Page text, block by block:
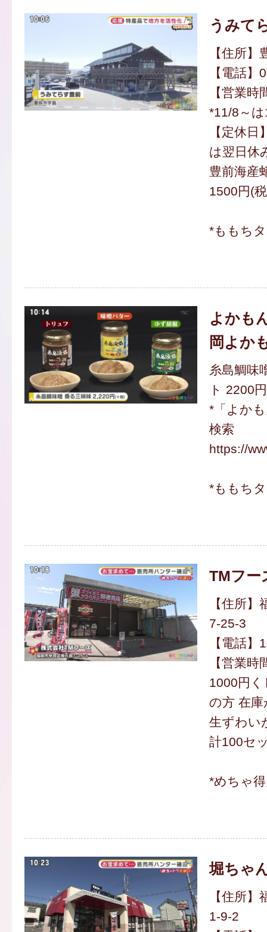
うみて
【住所
【電話
【営業
*11/8～
【定休
は翌日休
豊前海産
1500円(
*ももち
よかも
岡よか
糸島鯛味
ト 2200
*「よか
検索
https://
*ももち
TMフー
【住所
7-25-3
【電話
【営業時
1000円く
の方 在
生ずわい
計100セ
*めちゃ
堀ちゃ
【住所
1-9-2